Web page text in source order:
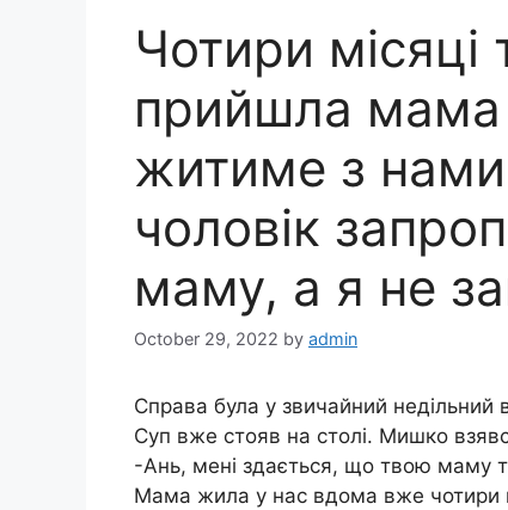
Чотири
прийшла мама
житиме з
чоловік
маму, а я не
October 29, 2022 by admin
Справа була у звичайний недільний
Суп вже стояв на столі. Мишко
-Ань, мені здається, що твою маму
Мама жила у нас вдома вже чотири